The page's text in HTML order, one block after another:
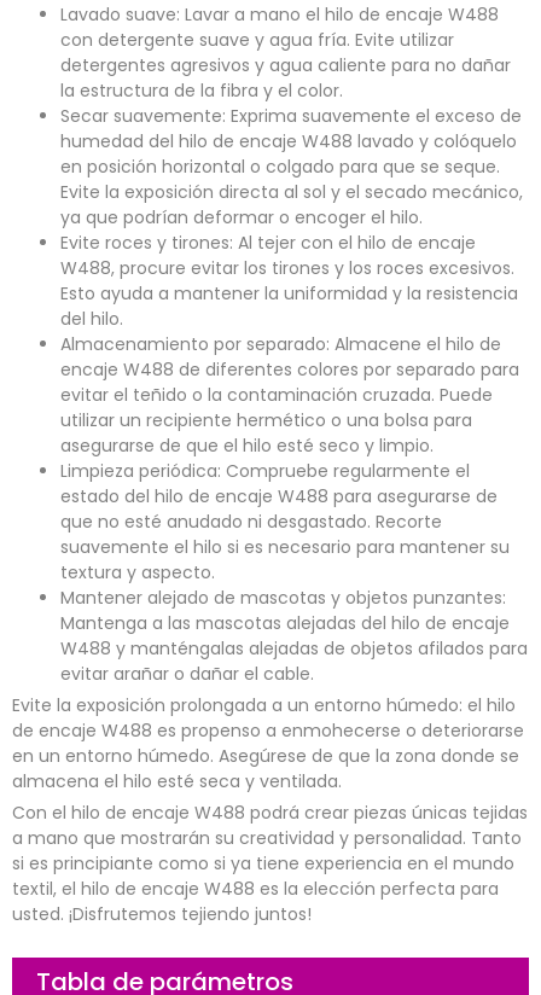
Lavado suave: Lavar a mano el hilo de encaje W488
con detergente suave y agua fría. Evite utilizar
detergentes agresivos y agua caliente para no dañar
la estructura de la fibra y el color.
Secar suavemente: Exprima suavemente el exceso de
humedad del hilo de encaje W488 lavado y colóquelo
en posición horizontal o colgado para que se seque.
Evite la exposición directa al sol y el secado mecánico,
ya que podrían deformar o encoger el hilo.
Evite roces y tirones: Al tejer con el hilo de encaje
W488, procure evitar los tirones y los roces excesivos.
Esto ayuda a mantener la uniformidad y la resistencia
del hilo.
Almacenamiento por separado: Almacene el hilo de
encaje W488 de diferentes colores por separado para
evitar el teñido o la contaminación cruzada. Puede
utilizar un recipiente hermético o una bolsa para
asegurarse de que el hilo esté seco y limpio.
Limpieza periódica: Compruebe regularmente el
estado del hilo de encaje W488 para asegurarse de
que no esté anudado ni desgastado. Recorte
suavemente el hilo si es necesario para mantener su
textura y aspecto.
Mantener alejado de mascotas y objetos punzantes:
Mantenga a las mascotas alejadas del hilo de encaje
W488 y manténgalas alejadas de objetos afilados para
evitar arañar o dañar el cable.
Evite la exposición prolongada a un entorno húmedo: el hilo
de encaje W488 es propenso a enmohecerse o deteriorarse
en un entorno húmedo. Asegúrese de que la zona donde se
almacena el hilo esté seca y ventilada.
Con el hilo de encaje W488 podrá crear piezas únicas tejidas
a mano que mostrarán su creatividad y personalidad. Tanto
si es principiante como si ya tiene experiencia en el mundo
textil, el hilo de encaje W488 es la elección perfecta para
usted. ¡Disfrutemos tejiendo juntos!
Tabla de parámetros